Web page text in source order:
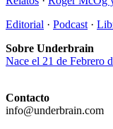
Editorial · Podcast·
Sobre Underbrain
Nace el 21 de Febrero
Contacto
info@underbrain.com